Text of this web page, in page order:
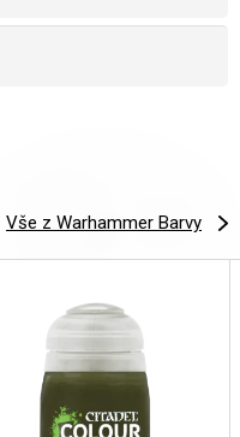
Vše z Warhammer Barvy